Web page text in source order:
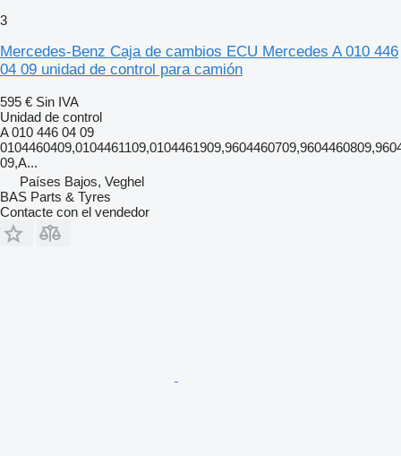
3
Mercedes-Benz Caja de cambios ECU Mercedes A 010 446
04 09 unidad de control para camión
595 € Sin IVA
Unidad de control
A 010 446 04 09
09,A...
Países Bajos, Veghel
BAS Parts & Tyres
Contacte con el vendedor